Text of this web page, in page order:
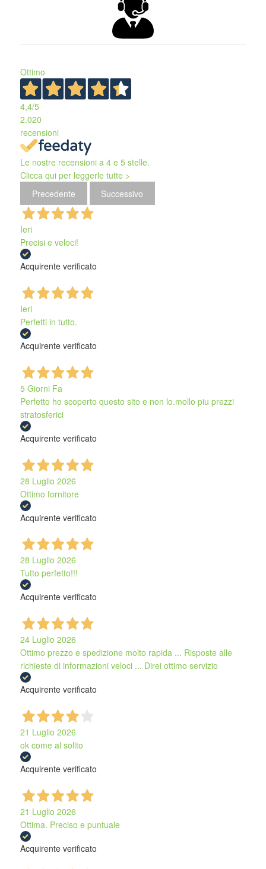
Ottimo
4,4/5
2.020
recensioni
Le nostre recensioni a 4 e 5 stelle.
Clicca qui per leggerle tutte >
Precedente
Successivo
Ieri
Precisi e veloci!
Acquirente verificato
Ieri
Perfetti in tutto.
Acquirente verificato
5 Giorni Fa
Perfetto ho scoperto questo sito e non lo.mollo piu prezzi
stratosferici
Acquirente verificato
28 Luglio 2026
Ottimo fornitore
Acquirente verificato
28 Luglio 2026
Tutto perfetto!!!
Acquirente verificato
24 Luglio 2026
Ottimo prezzo e spedizione molto rapida ... Risposte alle
richieste di informazioni veloci ... Direi ottimo servizio
Acquirente verificato
21 Luglio 2026
ok come al solito
Acquirente verificato
21 Luglio 2026
Ottima. Preciso e puntuale
Acquirente verificato